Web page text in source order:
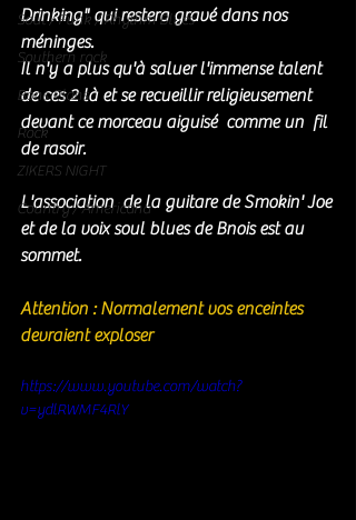
Soul / Funk / Rhythm Blues
Southern rock
Bons Plans
Rock
ZIKERS NIGHT
Country / Americana
Drinking" qui restera gravé dans nos
méninges.
Il n'y a plus qu'à saluer l'immense talent
de ces 2 là et se recueillir religieusement
devant ce morceau aiguisé  comme un  fil
de rasoir.
L'association  de la guitare de Smokin' Joe
et de la voix soul blues de Bnois est au
sommet.
Attention : Normalement vos enceintes
devraient exploser
https://www.youtube.com/watch?
v=ydlRWMF4RlY